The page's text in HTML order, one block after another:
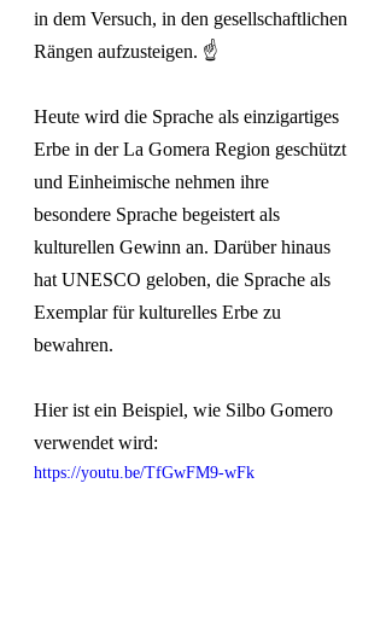
in dem Versuch, in den gesellschaftlichen
Rängen aufzusteigen. ☝️
Heute wird die Sprache als einzigartiges
Erbe in der La Gomera Region geschützt
und Einheimische nehmen ihre
besondere Sprache begeistert als
kulturellen Gewinn an. Darüber hinaus
hat UNESCO geloben, die Sprache als
Exemplar für kulturelles Erbe zu
bewahren.
Hier ist ein Beispiel, wie Silbo Gomero
verwendet wird:
https://youtu.be/TfGwFM9-wFk